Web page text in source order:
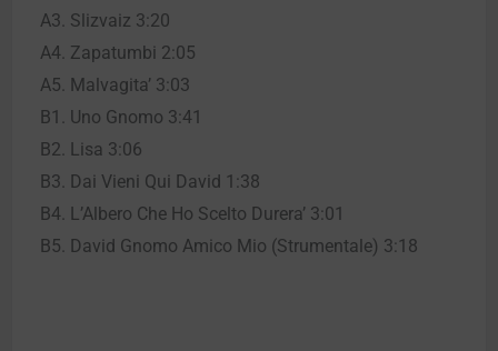
A3. Slizvaiz 3:20
A4. Zapatumbi 2:05
A5. Malvagita’ 3:03
B1. Uno Gnomo 3:41
B2. Lisa 3:06
B3. Dai Vieni Qui David 1:38
B4. L’Albero Che Ho Scelto Durera’ 3:01
B5. David Gnomo Amico Mio (Strumentale) 3:18